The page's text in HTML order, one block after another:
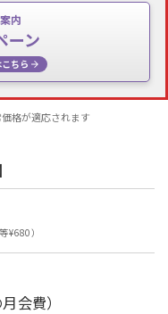
内
ーン
ちら
格が適応されます
¥680）
会費）